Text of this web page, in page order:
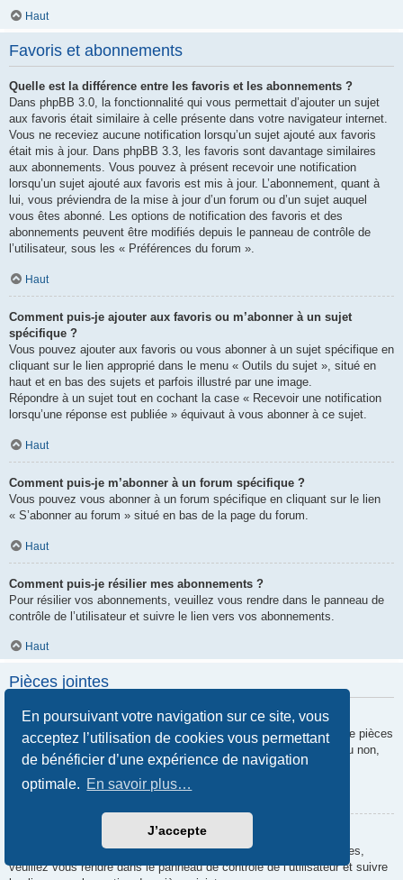
En poursuivant votre navigation sur ce site, vous
acceptez l’utilisation de cookies vous permettant
de bénéficier d’une expérience de navigation
optimale. En savoir plus…
J’accepte
Haut
Favoris et abonnements
Quelle est la différence entre les favoris et les abonnements ?
Dans phpBB 3.0, la fonctionnalité qui vous permettait d’ajouter un sujet
aux favoris était similaire à celle présente dans votre navigateur internet.
Vous ne receviez aucune notification lorsqu’un sujet ajouté aux favoris
était mis à jour. Dans phpBB 3.3, les favoris sont davantage similaires
aux abonnements. Vous pouvez à présent recevoir une notification
lorsqu’un sujet ajouté aux favoris est mis à jour. L’abonnement, quant à
lui, vous préviendra de la mise à jour d’un forum ou d’un sujet auquel
vous êtes abonné. Les options de notification des favoris et des
abonnements peuvent être modifiés depuis le panneau de contrôle de
l’utilisateur, sous les « Préférences du forum ».
Haut
Comment puis-je ajouter aux favoris ou m’abonner à un sujet
spécifique ?
Vous pouvez ajouter aux favoris ou vous abonner à un sujet spécifique en
cliquant sur le lien approprié dans le menu « Outils du sujet », situé en
haut et en bas des sujets et parfois illustré par une image.
Répondre à un sujet tout en cochant la case « Recevoir une notification
lorsqu’une réponse est publiée » équivaut à vous abonner à ce sujet.
Haut
Comment puis-je m’abonner à un forum spécifique ?
Vous pouvez vous abonner à un forum spécifique en cliquant sur le lien
« S’abonner au forum » situé en bas de la page du forum.
Haut
Comment puis-je résilier mes abonnements ?
Pour résilier vos abonnements, veuillez vous rendre dans le panneau de
contrôle de l’utilisateur et suivre le lien vers vos abonnements.
Haut
Pièces jointes
Quelles pièces jointes sont autorisées sur ce forum ?
Chaque administrateur peut autoriser ou interdire certains types de pièces
jointes. Si vous n’êtes pas certain de savoir ce qui est autorisé ou non,
nous vous invitons à contacter un administrateur du forum.
Comment puis-je retrouver toutes mes pièces jointes ?
Pour retrouver la liste des pièces jointes que vous avez transférées,
veuillez vous rendre dans le panneau de contrôle de l’utilisateur et suivre